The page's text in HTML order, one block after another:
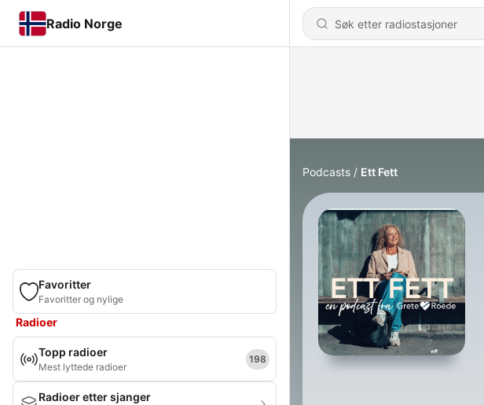
Radio Norge
Favoritter
Favoritter og nylige
Radioer
Topp radioer
Mest lyttede radioer
198
Radioer etter sjanger
Podcasts Ett Fett